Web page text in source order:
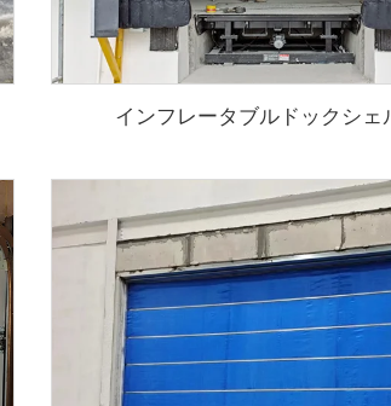
インフレータブルドックシェ